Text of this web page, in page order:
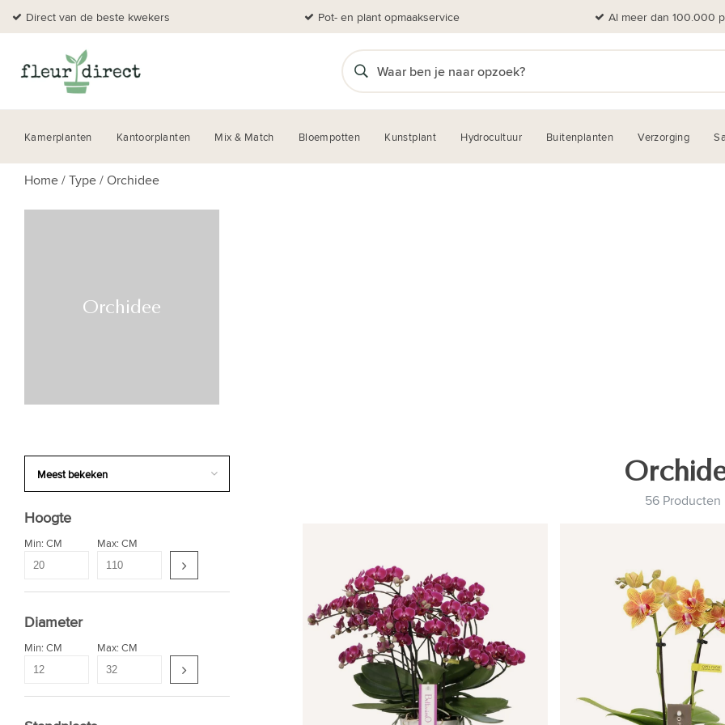
Direct van de beste kwekers Pot- en plant opmaakservice Al meer dan 100.000
Kamerplanten Kantoorplanten Mix & Match Bloempotten Kunstplant Hydrocultuur Buitenplanten Verzorging
Home/Type/Orchidee
Orchidee
Hoogte
Min: CM Max: CM
Diameter
Min: CM Max: CM
56 Producten